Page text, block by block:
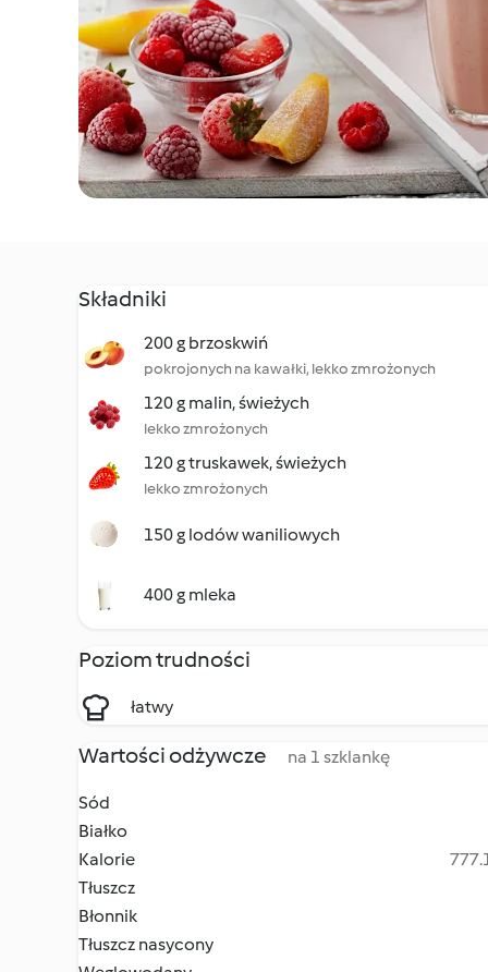
Składniki
200 g brzoskwiń
pokrojonych na kawałki, lekko zmrożonych
120 g malin, świeżych
lekko zmrożonych
120 g truskawek, świeżych
lekko zmrożonych
150 g lodów waniliowych
400 g mleka
Poziom trudności
łatwy
Wartości odżywcze na 1 szklankę
Sód
Białko
Kalorie
Tłuszcz
Błonnik
Tłuszcz nasycony